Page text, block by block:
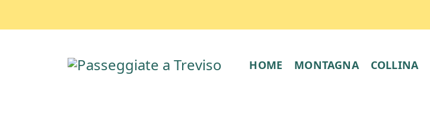
HOME MONTAGNA COLLINA